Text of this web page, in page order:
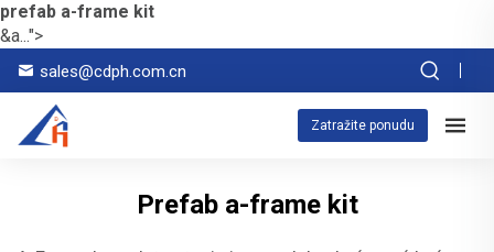
prefab a-frame kit
&a...">
sales@cdph.com.cn
Zatražite ponudu
Prefab a-frame kit